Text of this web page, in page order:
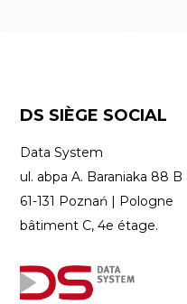
DS SIÈGE SOCIAL
Data System
ul. abpa A. Baraniaka 88 B
61-131 Poznań | Pologne
bâtiment C, 4e étage.